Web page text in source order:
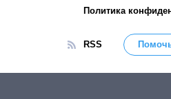
Политика
RSS